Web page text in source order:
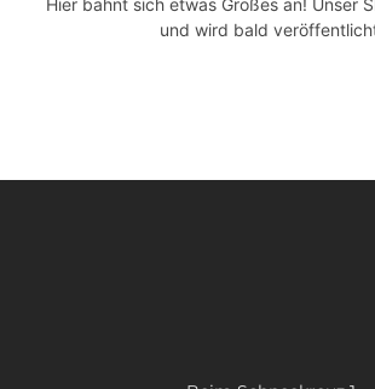
Hier bahnt sich etwas Großes an! Unser
und wird bald